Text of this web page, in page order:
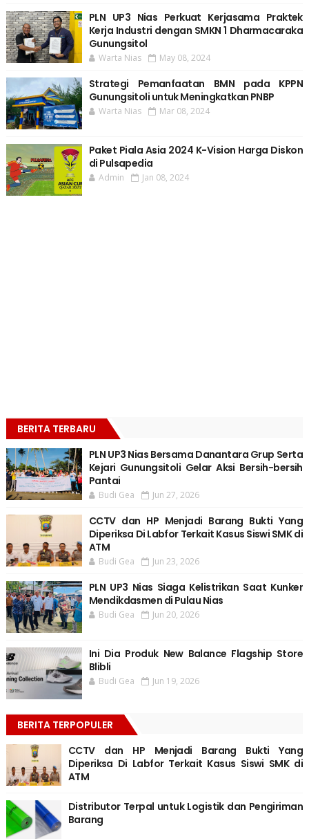
PLN UP3 Nias Perkuat Kerjasama Praktek
Kerja Industri dengan SMKN 1 Dharmacaraka
Gunungsitol
Warta Nias May 08, 2024
Strategi Pemanfaatan BMN pada KPPN
Gunungsitoli untuk Meningkatkan PNBP
Warta Nias Mar 08, 2024
Paket Piala Asia 2024 K-Vision Harga Diskon
di Pulsapedia
Admin Jan 08, 2024
BERITA TERBARU
PLN UP3 Nias Bersama Danantara Grup Serta
Kejari Gunungsitoli Gelar Aksi Bersih-bersih
Pantai
Budi Gea Jun 27, 2026
CCTV dan HP Menjadi Barang Bukti Yang
Diperiksa Di Labfor Terkait Kasus Siswi SMK di
ATM
Budi Gea Jun 23, 2026
PLN UP3 Nias Siaga Kelistrikan Saat Kunker
Mendikdasmen di Pulau Nias
Budi Gea Jun 20, 2026
Ini Dia Produk New Balance Flagship Store
Blibli
Budi Gea Jun 19, 2026
BERITA TERPOPULER
CCTV dan HP Menjadi Barang Bukti Yang
Diperiksa Di Labfor Terkait Kasus Siswi SMK di
ATM
Distributor Terpal untuk Logistik dan Pengiriman
Barang